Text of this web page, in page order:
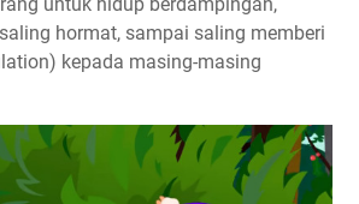
hormat, sampai saling memberi
kepada masing-masing